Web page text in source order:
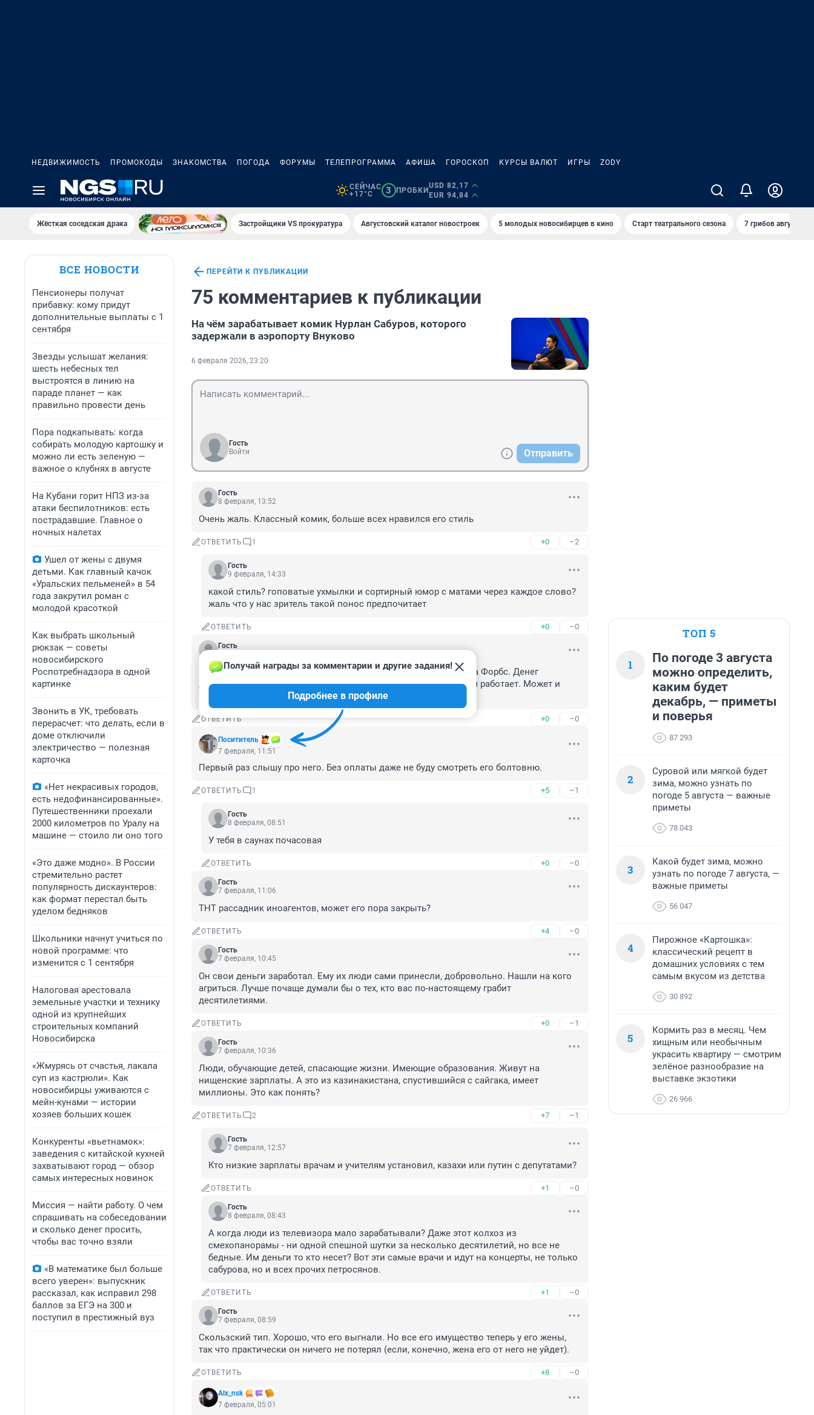
НЕДВИЖИМОСТЬ ПРОМОКОДЫ ЗНАКОМСТВА ПОГОДА ФОРУМЫ ТЕЛЕПРОГРАММА АФИША ГОРОСКОП КУРСЫ ВАЛЮТ ИГРЫ ZODY
СЕЙЧАС
+17°C
3 ПРОБКИ
USD 82,17
EUR 94,84
Жёсткая соседская драка Застройщики VS прокуратура Августовский каталог новостроек 5 молодых новосибирцев в кино Старт театрального сезона 7 грибов августа
ВСЕ НОВОСТИ
Пенсионеры получат
прибавку: кому придут
дополнительные выплаты с 1
сентября
Звезды услышат желания:
шесть небесных тел
выстроятся в линию на
параде планет — как
правильно провести день
Пора подкапывать: когда
собирать молодую картошку и
можно ли есть зеленую —
важное о клубнях в августе
На Кубани горит НПЗ из-за
атаки беспилотников: есть
пострадавшие. Главное о
ночных налетах
Ушел от жены с двумя
детьми. Как главный качок
«Уральских пельменей» в 54
года закрутил роман с
молодой красоткой
Как выбрать школьный
рюкзак — советы
новосибирского
Роспотребнадзора в одной
картинке
Звонить в УК, требовать
перерасчет: что делать, если в
доме отключили
электричество — полезная
карточка
«Нет некрасивых городов,
есть недофинансированные».
Путешественники проехали
2000 километров по Уралу на
машине — стоило ли оно того
«Это даже модно». В России
стремительно растет
популярность дискаунтеров:
как формат перестал быть
уделом бедняков
Школьники начнут учиться по
новой программе: что
изменится с 1 сентября
Налоговая арестовала
земельные участки и технику
одной из крупнейших
строительных компаний
Новосибирска
«Жмурясь от счастья, лакала
суп из кастрюли». Как
новосибирцы уживаются с
мейн-кунами — истории
хозяев больших кошек
Конкуренты «вьетнамок»:
заведения с китайской кухней
захватывают город — обзор
самых интересных новинок
Миссия — найти работу. О чем
спрашивать на собеседовании
и сколько денег просить,
чтобы вас точно взяли
«В математике был больше
всего уверен»: выпускник
рассказал, как исправил 298
баллов за ЕГЭ на 300 и
поступил в престижный вуз
ПЕРЕЙТИ К ПУБЛИКАЦИИ
75 комментариев к публикации
На чём зарабатывает комик Нурлан Сабуров, которого
задержали в аэропорту Внуково
6 февраля 2026, 23:20
Гость
Войти
Отправить
Гость
8 февраля, 13:52
Очень жаль. Классный комик, больше всех нравился его стиль
ОТВЕТИТЬ 1 +0 –2
Гость
9 февраля, 14:33
какой стиль? гоповатые ухмылки и сортирный юмор с матами через каждое слово?
жаль что у нас зритель такой понос предпочитает
ОТВЕТИТЬ +0 –0
Гость
Всё. Дружно забыли его и не вспоминаем больше. Он из списка Форбс. Денег
достаточно. Не нищего отправили домой. Пусть у себя клоуном работает. Может и
больше заработает дома.
ОТВЕТИТЬ +0 –0
Посититель
Получай награды за комментарии и другие задания!
Подробнее в профиле
7 февраля, 11:51
Первый раз слышу про него. Без оплаты даже не буду смотреть его болтовню.
ОТВЕТИТЬ 1 +5 –1
Гость
8 февраля, 08:51
У тебя в саунах почасовая
ОТВЕТИТЬ +0 –0
Гость
7 февраля, 11:06
ТНТ рассадник иноагентов, может его пора закрыть?
ОТВЕТИТЬ +4 –0
Гость
7 февраля, 10:45
Он свои деньги заработал. Ему их люди сами принесли, добровольно. Нашли на кого
агриться. Лучше почаще думали бы о тех, кто вас по-настоящему грабит
десятилетиями.
ОТВЕТИТЬ +0 –1
Гость
7 февраля, 10:36
Люди, обучающие детей, спасающие жизни. Имеющие образования. Живут на
нищенские зарплаты. А это из казинакистана, спустившийся с сайгака, имеет
миллионы. Это как понять?
ОТВЕТИТЬ 2 +7 –1
Гость
7 февраля, 12:57
Кто низкие зарплаты врачам и учителям установил, казахи или путин с депутатами?
ОТВЕТИТЬ +1 –0
Гость
8 февраля, 08:43
А когда люди из телевизора мало зарабатывали? Даже этот колхоз из
смехопанорамы - ни одной спешной шутки за несколько десятилетий, но все не
бедные. Им деньги то кто несет? Вот эти самые врачи и идут на концерты, не только
сабурова, но и всех прочих петросянов.
ОТВЕТИТЬ +1 –0
Гость
7 февраля, 08:59
Скользский тип. Хорошо, что его выгнали. Но все его имущество теперь у его жены,
так что практически он ничего не потерял (если, конечно, жена его от него не уйдет).
ОТВЕТИТЬ +8 –0
Alx_nsk
7 февраля, 05:01
ТОП 5
1
По погоде 3 августа
можно определить,
каким будет
декабрь, — приметы
и поверья
87 293
2
Суровой или мягкой будет
зима, можно узнать по
погоде 5 августа — важные
приметы
78 043
3
Какой будет зима, можно
узнать по погоде 7 августа, —
важные приметы
56 047
4
Пирожное «Картошка»:
классический рецепт в
домашних условиях с тем
самым вкусом из детства
30 892
5
Кормить раз в месяц. Чем
хищным или необычным
украсить квартиру — смотрим
зелёное разнообразие на
выставке экзотики
26 966